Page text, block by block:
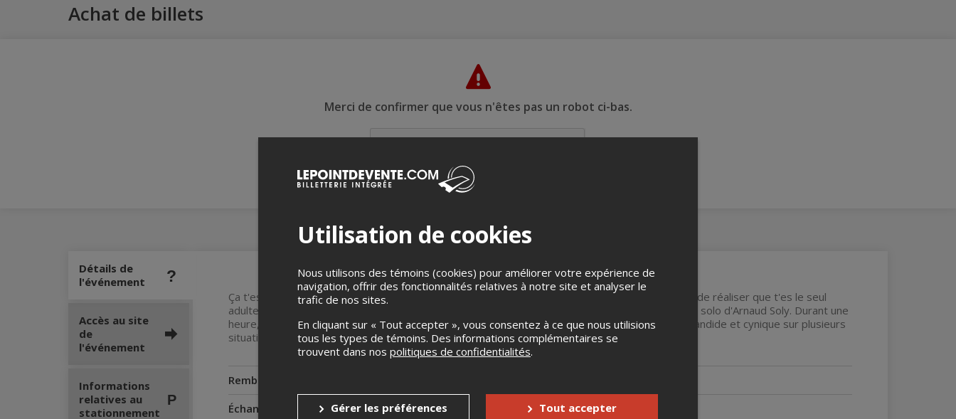
Achat de billets
Merci de confirmer que vous n'êtes pas un robot ci-bas.
Détails de
l'événement
Ça t'est déjà arrivé de te retrouver dans une situation où tu te dis : « J'ai besoin d'un adulte » et de réaliser que t'es le seul
adulte « responsable » dans la pièce ? Si c'est le cas, tu vas aimer le premier spectacle stand-up solo d'Arnaud Soly. Durant une
heure, le gars que t'as déjà vu jouer de la flute avec son nez sur Facebook posera son regard candide et cynique sur plusieurs
situations de sa vie.
Remboursements
Échanges
Accès au site
de
l'événement
Informations
relatives au
stationnement
Utilisation de cookies
Nous utilisons des témoins (cookies) pour améliorer votre expérience de
navigation, offrir des fonctionnalités relatives à notre site et analyser le
trafic de nos sites.
En cliquant sur « Tout accepter », vous consentez à ce que nous utilisions
tous les types de témoins. Des informations complémentaires se
trouvent dans nos politiques de confidentialités.
Gérer les préférences Tout accepter